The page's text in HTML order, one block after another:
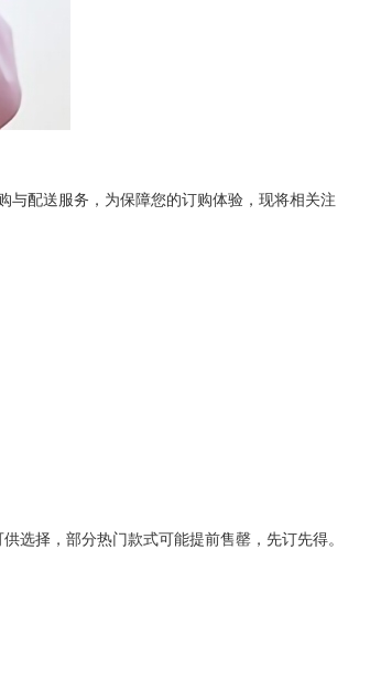
与配送服务，为保障您的订购体验，现将相关注
选择，部分热门款式可能提前售罄，先订先得。